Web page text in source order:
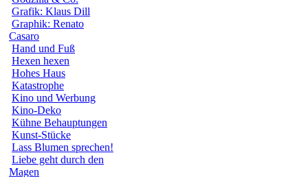
Grafik: Klaus Dill
Graphik: Renato
Casaro
Hand und Fuß
Hexen hexen
Hohes Haus
Katastrophe
Kino und Werbung
Kino-Deko
Kühne Behauptungen
Kunst-Stücke
Lass Blumen sprechen!
Liebe geht durch den
Magen